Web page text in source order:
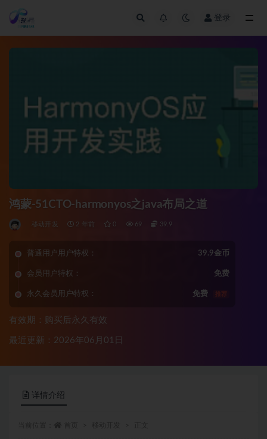
登录
鸿蒙-51CTO-harmonyos之java布局之道
移动开发 2 年前 0 69 39.9
普通用户用户特权： 39.9金币
会员用户特权： 免费
永久会员用户特权： 免费 推荐
有效期：购买后永久有效
最近更新：2026年06月01日
详情介绍